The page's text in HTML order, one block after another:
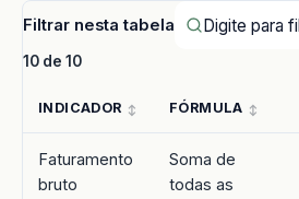
Filtrar nesta tabela
10 de 10
INDICADOR FÓRMULA
Faturamento
bruto
Soma de
todas as